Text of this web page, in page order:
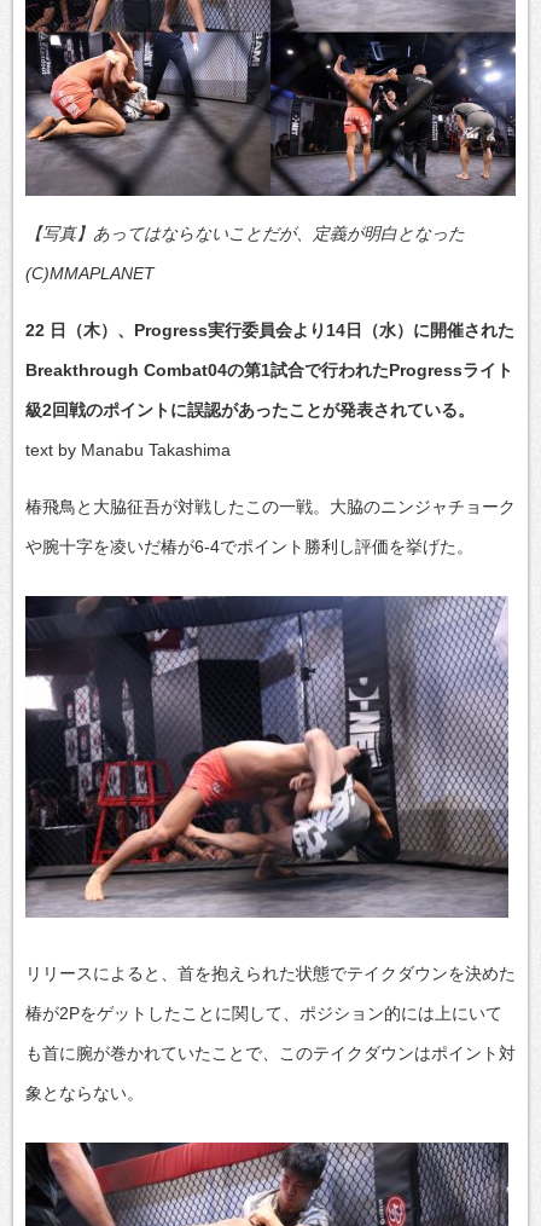
【写真】あってはならないことだが、定義が明白となった
(C)MMAPLANET
22 日（木）、Progress実行委員会より14日（水）に開催された
Breakthrough Combat04の第1試合で行われたProgressライト
級2回戦のポイントに誤認があったことが発表されている。
text by Manabu Takashima
椿飛鳥と大脇征吾が対戦したこの一戦。大脇のニンジャチョーク
や腕十字を凌いだ椿が6-4でポイント勝利し評価を挙げた。
リリースによると、首を抱えられた状態でテイクダウンを決めた
椿が2Pをゲットしたことに関して、ポジション的には上にいて
も首に腕が巻かれていたことで、このテイクダウンはポイント対
象とならない。